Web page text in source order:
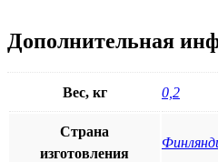
Дополнительная
Вес, кг 0,2
Страна
изготовления